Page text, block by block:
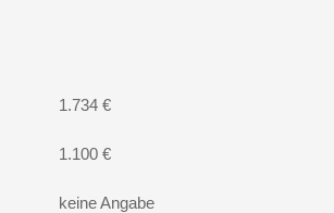
1.734 €
1.100 €
keine Angabe